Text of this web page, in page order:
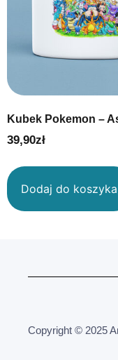
Kubek Pokemon –
39,90zł
Dodaj do koszyka
Copyright © 2025